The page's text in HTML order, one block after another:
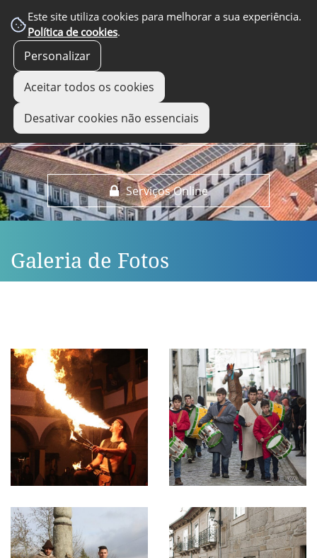
Este site utiliza cookies para melhorar a sua experiência.
Política de cookies.
Personalizar
Aceitar todos os cookies
Desativar cookies não essenciais
Serviços Online
EM DESTAQUE
Galeria de Fotos